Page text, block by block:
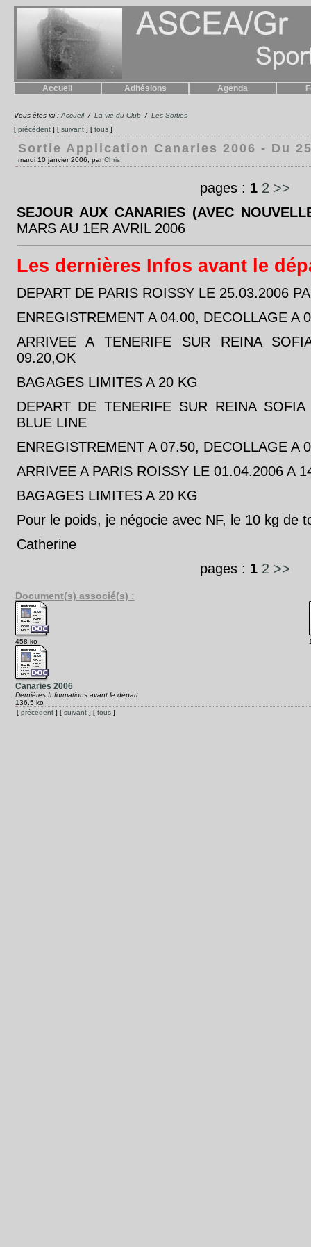
Accueil Adhésions Agenda
Vous êtes ici : Accueil/ La vie du Club/ Les Sorties
[ précédent] [ suivant] [ tous]
Sortie Application Canaries 2006 - Du
mardi 10 janvier 2006, parChris
pages : 1 2 >>
SEJOUR AUX CANARIES (AVEC
MARS AU 1ER AVRIL 2006
Les dernières Infos avant le
DEPART DE PARIS ROISSY LE 25.03.2006
ENREGISTREMENT A 04.00, DECOLLAGE A
ARRIVEE A TENERIFE SUR REINA
09.20,OK
BAGAGES LIMITES A 20 KG
DEPART DE TENERIFE SUR REINA
BLUE LINE
ENREGISTREMENT A 07.50, DECOLLAGE A
ARRIVEE A PARIS ROISSY LE 01.04.2006 A
BAGAGES LIMITES A 20 KG
Pour le poids, je négocie avec NF, le 10 kg de
Catherine
pages : 1 2 >>
Document(s) associé(s) :
458 ko
Canaries 2006
Dernières Informations avant le départ
136.5 ko
[ précédent] [ suivant] [ tous]